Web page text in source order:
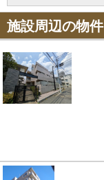
施設周辺の物件